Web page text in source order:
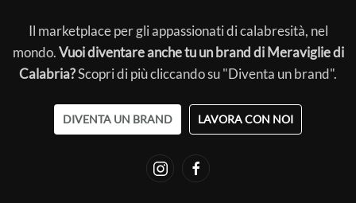
Il marketplace per gli appassionati di calabresità, nel
mondo.Vuoi diventare anche tu un brand di Meraviglie di
Calabria?Scopri di più cliccando su "Diventa un brand".
DIVENTA UN BRAND LAVORA CON NOI